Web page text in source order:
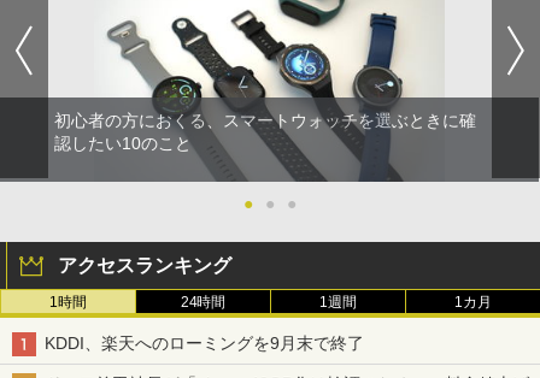
初心者の方におくる、スマートウォッチを選ぶときに確
認したい10のこと
● ● ●
アクセスランキング
1時間 24時間 1週間 1カ月
KDDI、楽天へのローミングを9月末で終了